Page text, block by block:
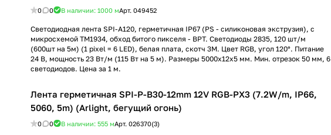
0 0 В наличии: 1000 мАрт. 049452
Светодиодная лента SPI-A120, герметичная IP67 (PS - силиконовая экструзия), с
микросхемой TM1934, обход битого пикселя - BPT. Светодиоды 2835, 120 шт/м
(600шт на 5м) (1 pixel = 6 LED), белая плата, скотч 3М. Цвет RGB, угол 120°. Питание
24 В, мощность 23 Вт/м (115 Вт на 5 м). Размеры 5000x12x5 мм. Мин. отрезок 50 мм, 6
светодиодов. Цена за 1 м.
Лента герметичная SPI-P-B30-12mm 12V RGB-PX3 (7.2W/m, IP66,
5060, 5m) (Arlight, бегущий огонь)
0 0 В наличии: 555 мАрт. 026370(3)